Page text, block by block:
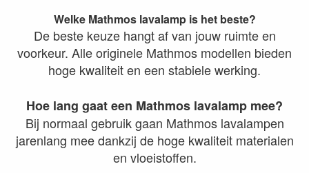
Welke Mathmos lavalamp is het beste?
De beste keuze hangt af van jouw ruimte en
voorkeur. Alle originele Mathmos modellen bieden
hoge kwaliteit en een stabiele werking.
Hoe lang gaat een Mathmos lavalamp mee?
Bij normaal gebruik gaan Mathmos lavalampen
jarenlang mee dankzij de hoge kwaliteit materialen
en vloeistoffen.